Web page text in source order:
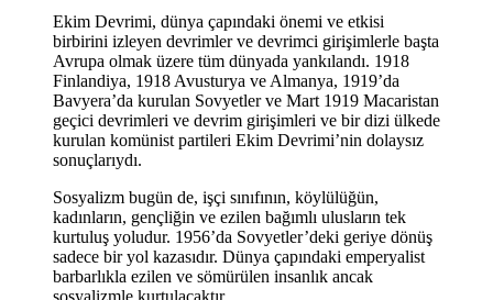
Ekim Devrimi, dünya çapındaki önemi ve etkisi
birbirini izleyen devrimler ve devrimci girişimlerle başta
Avrupa olmak üzere tüm dünyada yankılandı. 1918
Finlandiya, 1918 Avusturya ve Almanya, 1919’da
Bavyera’da kurulan Sovyetler ve Mart 1919 Macaristan
geçici devrimleri ve devrim girişimleri ve bir dizi ülkede
kurulan komünist partileri Ekim Devrimi’nin dolaysız
sonuçlarıydı.
Sosyalizm bugün de, işçi sınıfının, köylülüğün,
kadınların, gençliğin ve ezilen bağımlı ulusların tek
kurtuluş yoludur. 1956’da Sovyetler’deki geriye dönüş
sadece bir yol kazasıdır. Dünya çapındaki emperyalist
barbarlıkla ezilen ve sömürülen insanlık ancak